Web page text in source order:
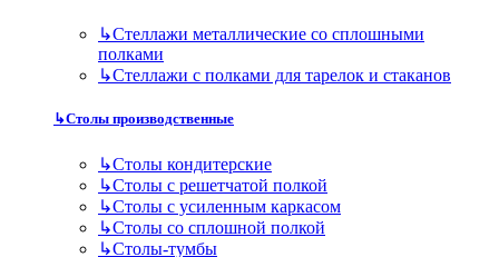
↳Стеллажи металлические со сплошными
полками
↳Стеллажи с полками для тарелок и стаканов
↳Столы производственные
↳Столы кондитерские
↳Столы с решетчатой полкой
↳Столы с усиленным каркасом
↳Столы со сплошной полкой
↳Столы-тумбы